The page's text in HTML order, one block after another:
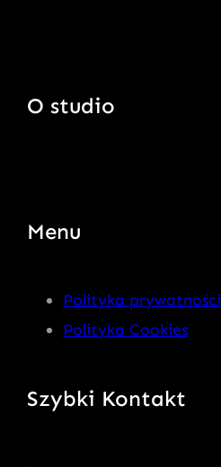
O studio
Menu
Polityka prywatności
Polityka Cookies
Szybki Kontakt